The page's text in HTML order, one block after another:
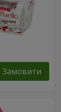
Замовити